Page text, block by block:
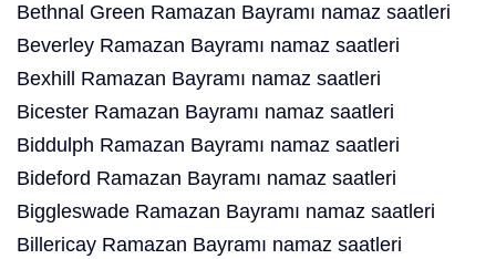
Bethnal Green Ramazan Bayramı namaz saatleri
Beverley Ramazan Bayramı namaz saatleri
Bexhill Ramazan Bayramı namaz saatleri
Bicester Ramazan Bayramı namaz saatleri
Biddulph Ramazan Bayramı namaz saatleri
Bideford Ramazan Bayramı namaz saatleri
Biggleswade Ramazan Bayramı namaz saatleri
Billericay Ramazan Bayramı namaz saatleri